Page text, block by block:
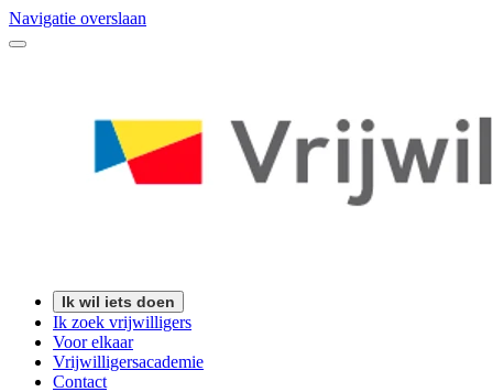
Navigatie overslaan
Ik wil iets doen
Ik zoek vrijwilligers
Voor elkaar
Vrijwilligersacademie
Contact